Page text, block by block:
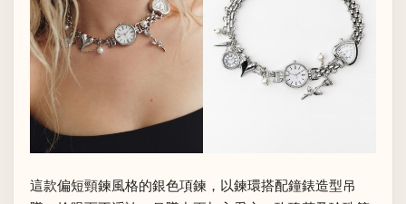
這款偏短頸鍊風格的銀色項鍊，以鍊環搭配鐘錶造型吊